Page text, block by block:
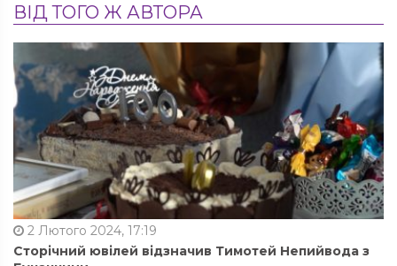
ВІД ТОГО Ж АВТОРА
2 Лютого 2024, 17:19
Сторічний ювілей відзначив Тимотей Непийвода з